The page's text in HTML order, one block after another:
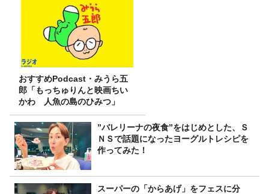
おすすめPodcast・みうら五
郎「もっちゅりんと映画ちい
かわ 人魚の島のひみつ」
”バレリーナの夜食”をはじめとした、Ｓ
ＮＳで話題になったヨーグルトレシピを
作ってみた！
スーパーの「からあげ」をフェスに分